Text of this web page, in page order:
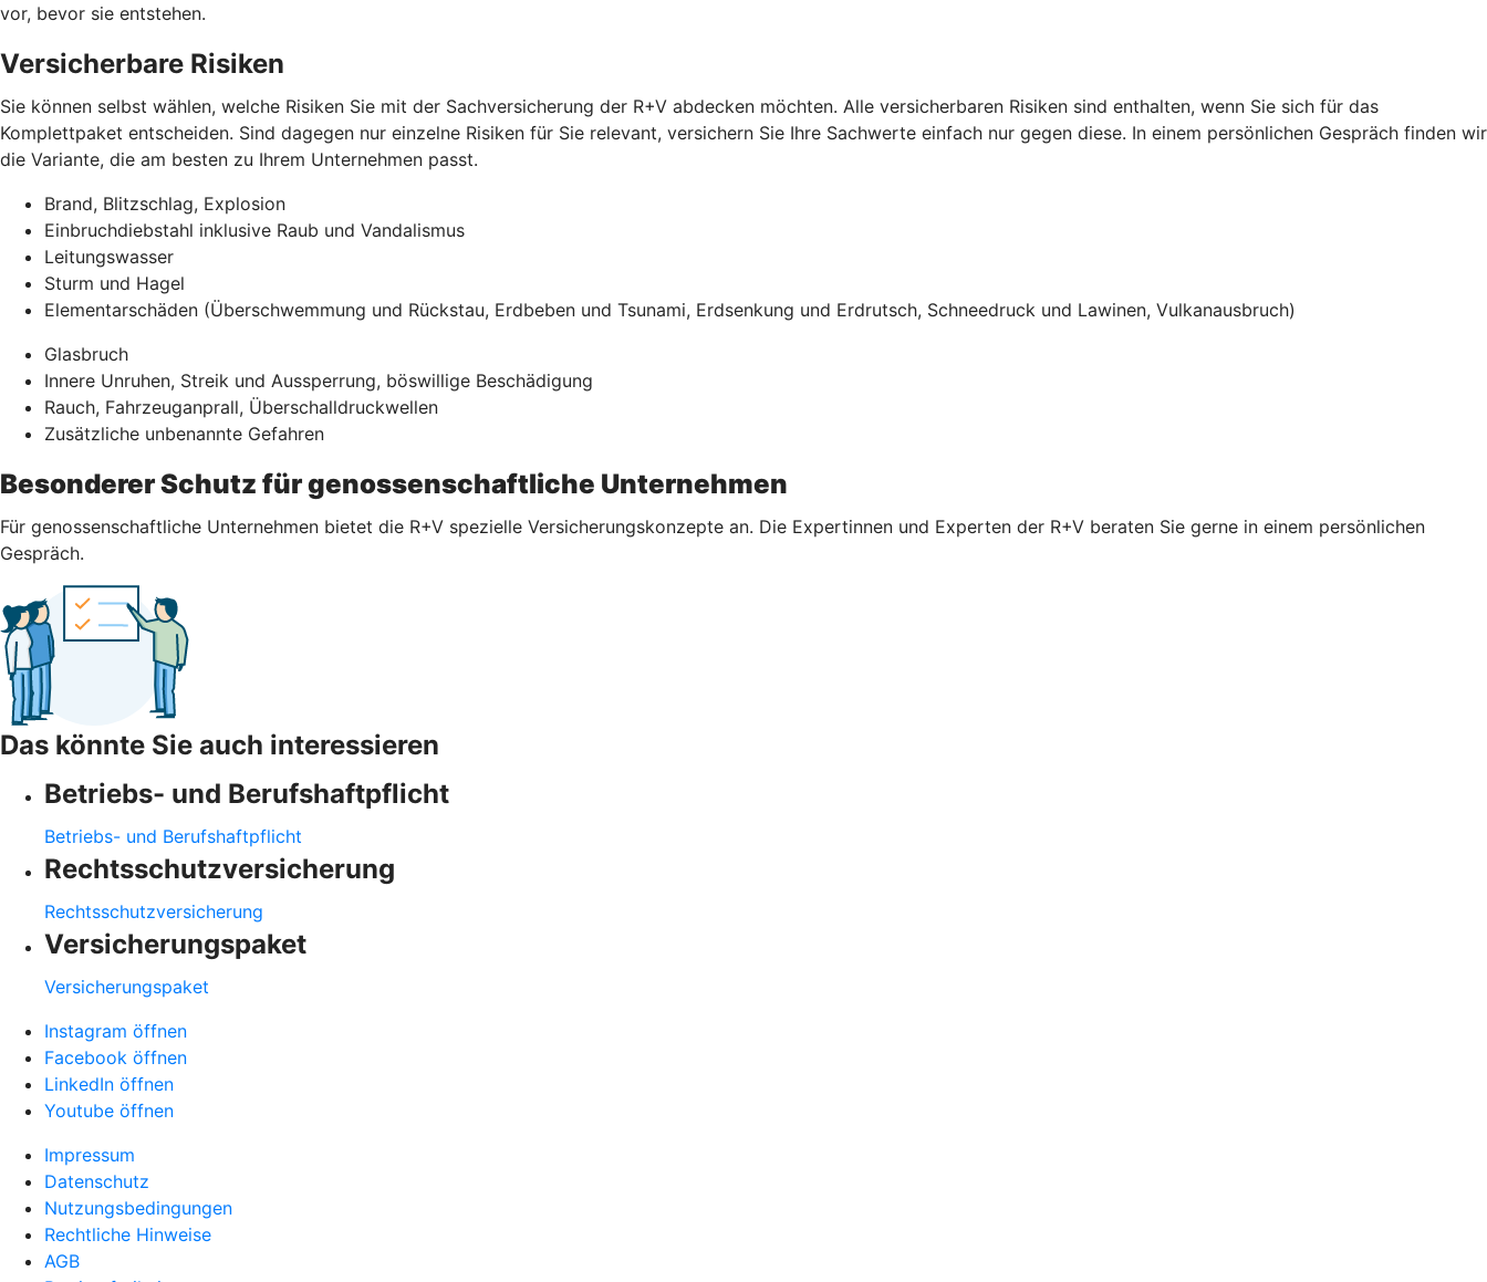
vor, bevor sie entstehen.
Versicherbare Risiken
Sie können selbst wählen, welche Risiken Sie mit der Sachversicherung der R+V abdecken möchten. Alle versicherbaren Risiken sind enthalten, wenn Sie sich für das
Komplettpaket entscheiden. Sind dagegen nur einzelne Risiken für Sie relevant, versichern Sie Ihre Sachwerte einfach nur gegen diese. In einem persönlichen Gespräch finden wir
die Variante, die am besten zu Ihrem Unternehmen passt.
Brand, Blitzschlag, Explosion
Einbruchdiebstahl inklusive Raub und Vandalismus
Leitungswasser
Sturm und Hagel
Elementarschäden (Überschwemmung und Rückstau, Erdbeben und Tsunami, Erdsenkung und Erdrutsch, Schneedruck und Lawinen, Vulkanausbruch)
Glasbruch
Innere Unruhen, Streik und Aussperrung, böswillige Beschädigung
Rauch, Fahrzeuganprall, Überschalldruckwellen
Zusätzliche unbenannte Gefahren
Besonderer Schutz für genossenschaftliche Unternehmen
Für genossenschaftliche Unternehmen bietet die R+V spezielle Versicherungskonzepte an. Die Expertinnen und Experten der R+V beraten Sie gerne in einem persönlichen
Gespräch.
Das könnte Sie auch interessieren
Betriebs- und Berufshaftpflicht
Betriebs- und Berufshaftpflicht
Rechtsschutzversicherung
Rechtsschutzversicherung
Versicherungspaket
Versicherungspaket
Instagram öffnen
Facebook öffnen
LinkedIn öffnen
Youtube öffnen
Impressum
Datenschutz
Nutzungsbedingungen
Rechtliche Hinweise
AGB